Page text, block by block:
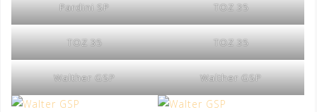
Pardini SP TOZ 35
TOZ 35 TOZ 35
Walther GSP Walther GSP